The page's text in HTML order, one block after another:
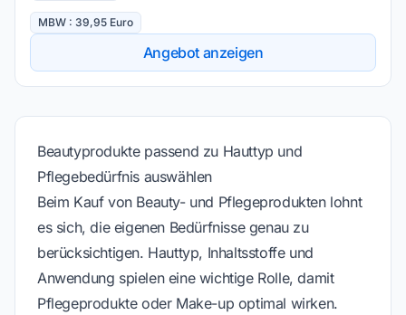
MBW : 39,95 Euro
Angebot anzeigen
Beautyprodukte passend zu Hauttyp und
Pflegebedürfnis auswählen
Beim Kauf von Beauty- und Pflegeprodukten lohnt
es sich, die eigenen Bedürfnisse genau zu
berücksichtigen. Hauttyp, Inhaltsstoffe und
Anwendung spielen eine wichtige Rolle, damit
Pflegeprodukte oder Make-up optimal wirken.